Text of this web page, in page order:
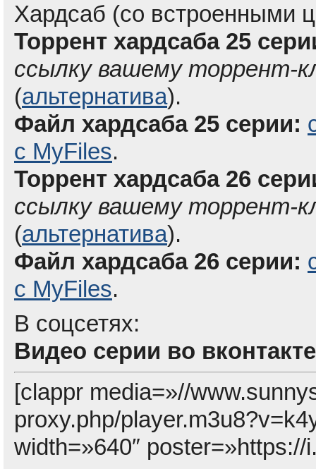
Хардсаб (со встроенными
Торрент хардсаба 25
ссылку вашему торрент-
(альтернатива).
Файл хардсаба 25 серии:
с MyFiles.
Торрент хардсаба 26
ссылку вашему торрент-
(альтернатива).
Файл хардсаба 26 серии:
с MyFiles.
В соцсетях:
Видео серии во
[clappr media=»//
proxy.php/
width=»640″